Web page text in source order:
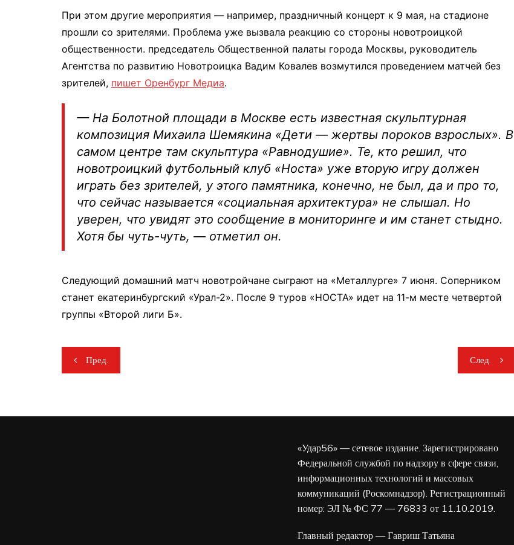
При этом другие мероприятия — например, праздничный концерт к 9 мая, на стадионе
прошли со зрителями. Проблема уже вызвала реакцию со стороны новотроицкой
общественности. председатель Общественной палаты города Москвы, руководитель
Агентства по развитию Новотроицка Вадим Ковалев возмутился проведением матчей без
зрителей, пишет Оренбург Медиа.
— На Болотной площади в Москве есть известная скульптурная
композиция Михаила Шемякина «Дети — жертвы пороков взрослых». В
самом центре там скульптура «Равнодушие». Те, кто решил, что
новотроицкий футбольный клуб «Носта» уже вторую игру должен
играть без зрителей, у этого памятника, конечно, не был, да и про то,
что сейчас называется «социальная архитектура» не слышал. Но
уверен, что увидят это сообщение в мониторинге и им станет стыдно.
Хотя бы чуть-чуть, — отметил он.
Следующий домашний матч новотройчане сыграют на «Металлурге» 7 июня. Соперником
станет екатеринбургский «Урал-2». После 9 туров «НОСТА» идет на 11-м месте четвертой
группы «Второй лиги Б».
Навигация
по
Пред. След.
«Удар56» — сетевое издание. Зарегистрировано
Федеральной службой по надзору в сфере связи,
информационных технологий и массовых
коммуникаций (Роскомнадзор). Регистрационный
номер: ЭЛ № ФС 77 — 76833 от 11.10.2019.
Главный редактор — Гавриш Татьяна